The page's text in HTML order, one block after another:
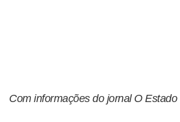
Com informações do jornal O